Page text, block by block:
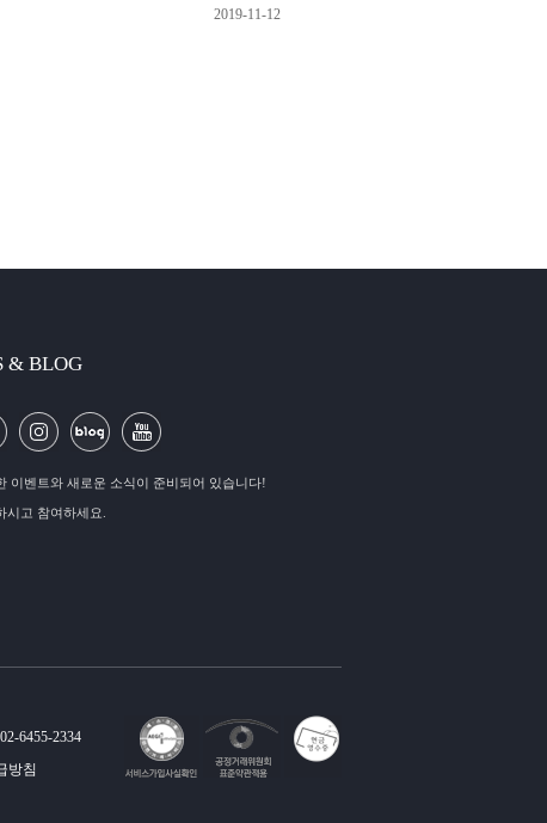
2019-11-12
& BLOG
이벤트와 새로운 소식이 준비되어 있습니다!
시고 참여하세요.
6455-2334
방침